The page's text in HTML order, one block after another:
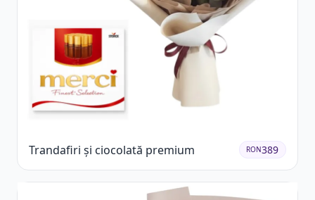
Trandafiri și ciocolată premium RON389